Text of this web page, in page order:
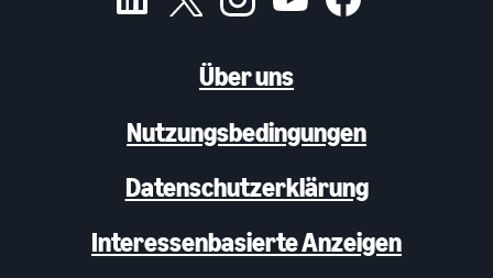
Über uns
Nutzungsbedingungen
Datenschutzerklärung
Interessenbasierte Anzeigen